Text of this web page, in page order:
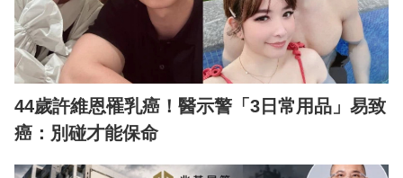
44歲許維恩罹乳癌！醫示警「3日常用品」易致
癌：別碰才能保命